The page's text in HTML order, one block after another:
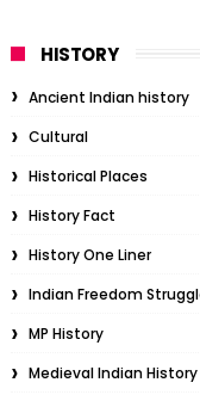
HISTORY
Ancient Indian history
Cultural
Historical Places
History Fact
History One Liner
Indian Freedom
MP History
Medieval Indian History